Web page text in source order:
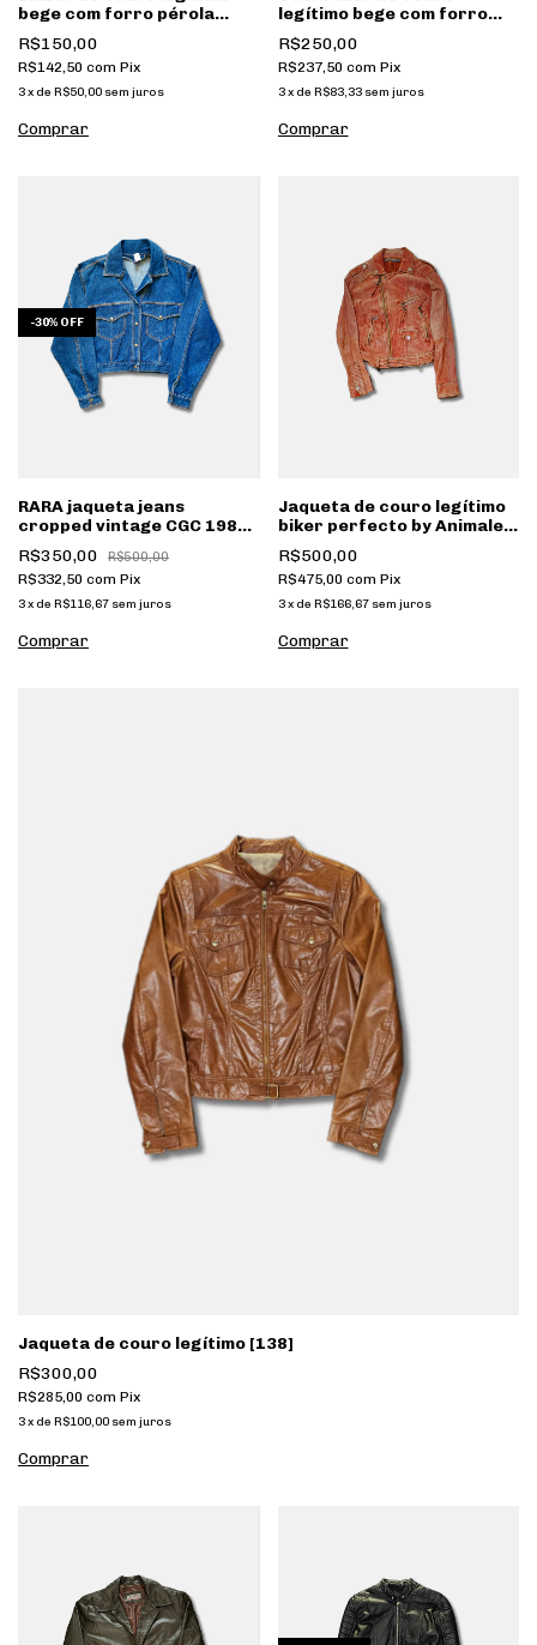
bege com forro pérola
[224]
R$150,00
R$142,50 com Pix
3x de R$50,00 sem juros
legítimo bege com forro
pérola [142]
R$250,00
R$237,50 com Pix
3 x de R$83,33 sem juros
-30% OFF
RARA jaqueta jeans
cropped vintage CGC 1985
azul custom 1 de 1 [088]
R$350,00 R$500,00
R$332,50 com Pix
3x de R$116,67 sem juros
Jaqueta de couro legítimo
biker perfecto by Animale
[095]
R$500,00
R$475,00 com Pix
3 x de R$166,67 sem juros
Jaqueta de couro legítimo [138]
R$300,00
R$285,00 com Pix
3x de R$100,00 sem juros